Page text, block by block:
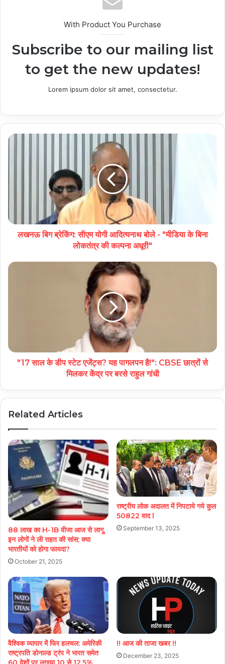
With Product You Purchase
Subscribe to our mailing list
to get the new updates!
Lorem ipsum dolor sit amet, consectetur.
लखनऊ बिग ब्रेकिंग: सीएम योगी आदित्यनाथ बोले - "मीडिया के बिना
लोकतंत्र की कल्पना अधूरी"
"17 साल के डीप स्टेट एजेंट्स? यह पागलपन है!": CBSE छात्रों से
मिलकर केंद्र पर बरसे राहुल गांधी
Related Articles
88 लाख का H-1B वीजा आज से लागू,
इन लोगों ने ली राहत की सांस; क्या
भारतीयों को होगा फायदा?
October 21, 2025
राष्ट्रीय लोक अदालत में निपटाये गये कुल
50822 वाद l
September 13, 2025
वैश्विक व्यापार में फिर हलचल: अमेरिकी
राष्ट्रपति डोनाल्ड ट्रंप ने भारत समेत
!! आज की ताजा खबर !!
December 23, 2025